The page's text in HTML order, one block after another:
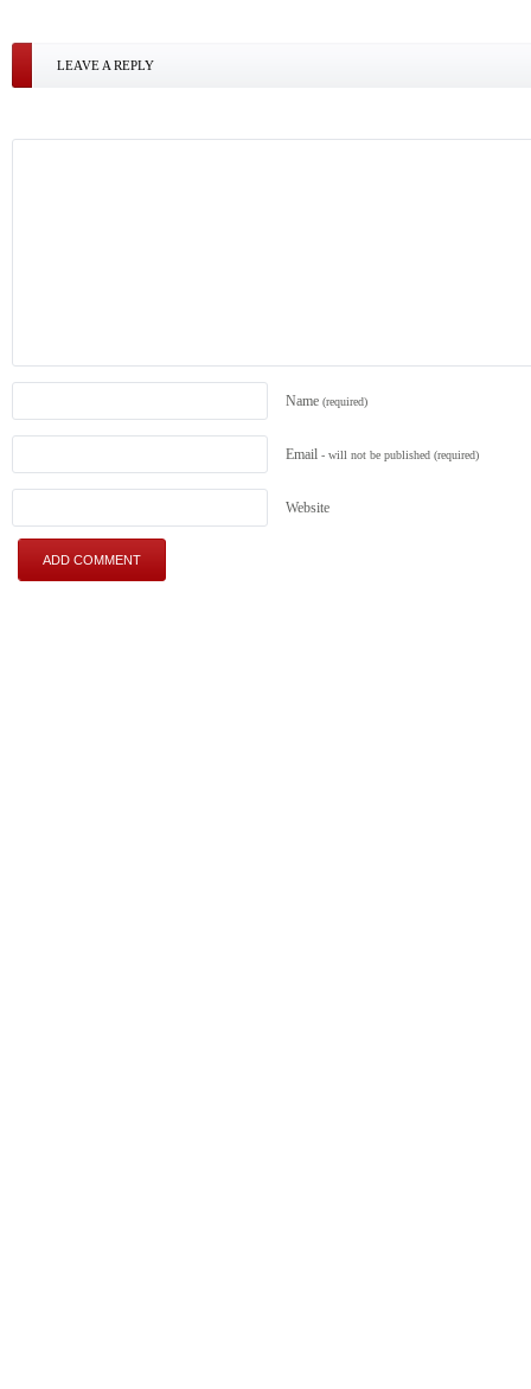
LEAVE A REPLY
Name (required)
Email - will not be published (required)
Website